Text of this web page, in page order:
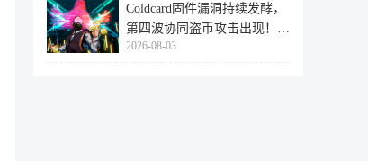
Coldcard固件漏洞持续发酵，
第四波协同盗币攻击出现！
462个
2026-08-03